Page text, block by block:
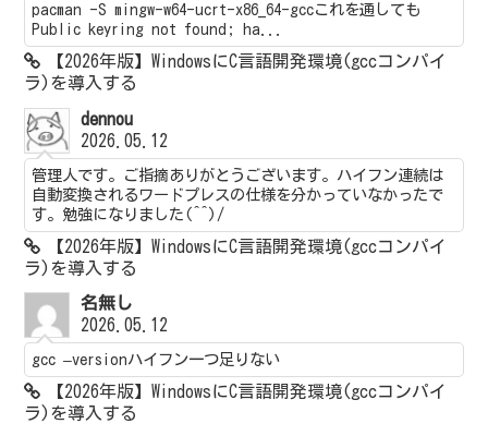
pacman -S mingw-w64-ucrt-x86_64-gccこれを通しても
Public keyring not found; ha...
【2026年版】WindowsにC言語開発環境(gccコンパイ
ラ)を導入する
dennou
2026.05.12
管理人です。ご指摘ありがとうございます。ハイフン連続は
自動変換されるワードプレスの仕様を分かっていなかったで
す。勉強になりました(^^)/
【2026年版】WindowsにC言語開発環境(gccコンパイ
ラ)を導入する
名無し
2026.05.12
gcc –versionハイフン一つ足りない
【2026年版】WindowsにC言語開発環境(gccコンパイ
ラ)を導入する